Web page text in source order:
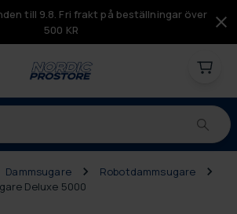
till 9.8. Fri frakt på beställningar över
500 KR
Dammsugare
Robotdammsugare
Deluxe 5000